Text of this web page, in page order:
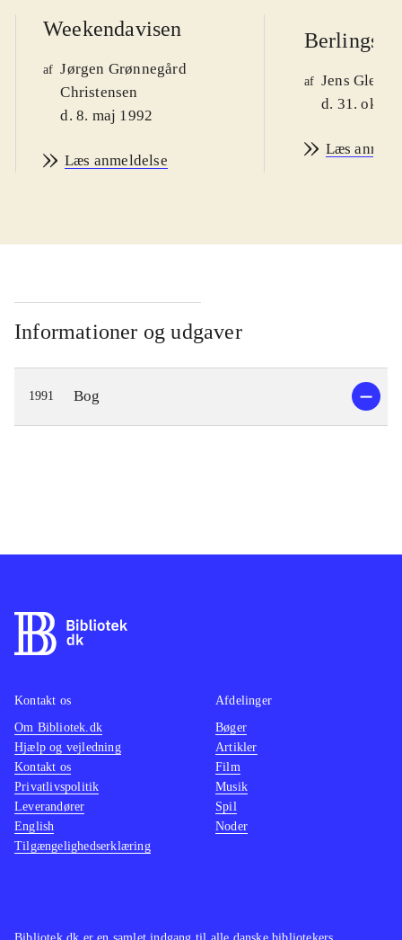
Weekendavisen
af Jørgen Grønnegård
Christensen
d. 8. maj 1992
Læs anmeldelse
af Jens
d. 31. okt.
Læs
Informationer og udgaver
1991 Bog
Kontakt os
Om Bibliotek.dk
Hjælp og vejledning
Kontakt os
Privatlivspolitik
Leverandører
English
Tilgængelighedserklæring
Afdelinger
Bøger
Artikler
Film
Musik
Spil
Noder